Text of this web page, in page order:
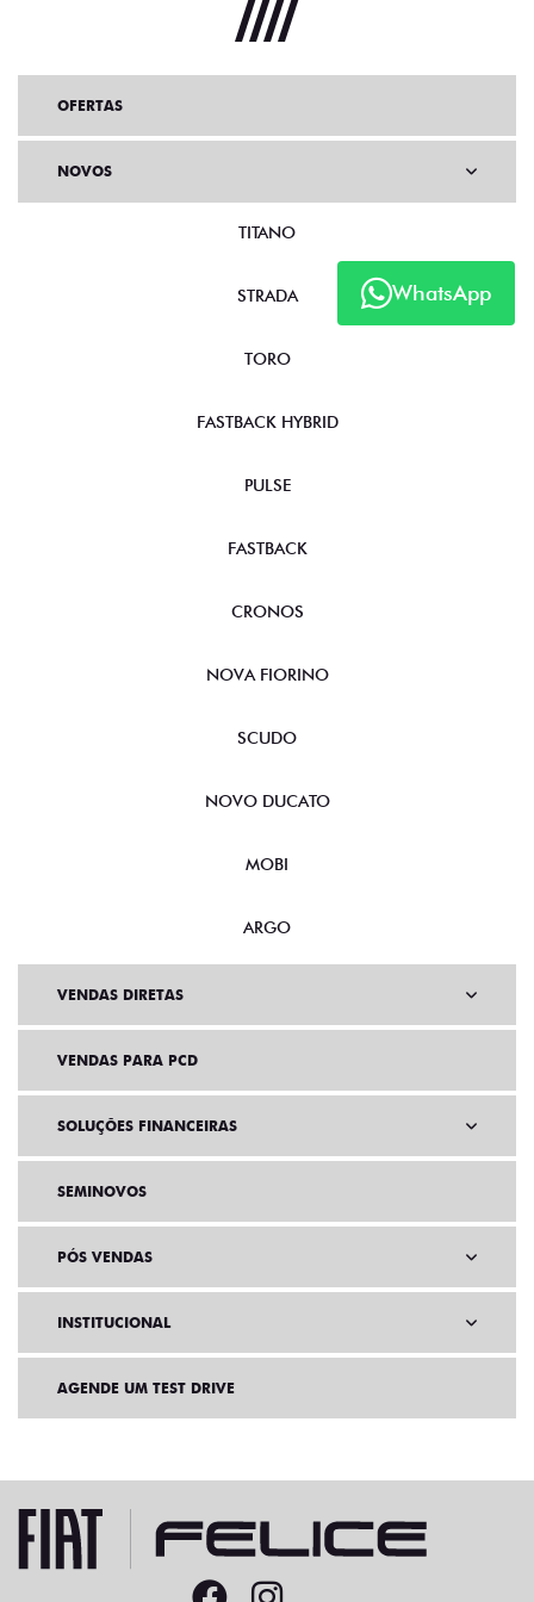
WhatsApp
OFERTAS
NOVOS
TITANO
STRADA
TORO
FASTBACK HYBRID
PULSE
FASTBACK
CRONOS
NOVA FIORINO
SCUDO
NOVO DUCATO
MOBI
ARGO
VENDAS DIRETAS
VENDAS PARA PCD
SOLUÇÕES FINANCEIRAS
SEMINOVOS
PÓS VENDAS
INSTITUCIONAL
AGENDE UM TEST DRIVE